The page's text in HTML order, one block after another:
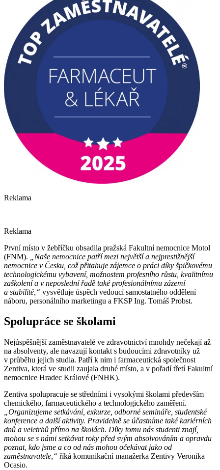
Reklama
Reklama
První místo v žebříčku obsadila pražská Fakultní nemocnice Motol
(FNM).
„Naše nemocnice patří mezi největší a nejprestižnější
nemocnice v Česku, což přitahuje zájemce o práci díky špičkovému
technologickému vybavení, možnostem profesního růstu, kvalitnímu
zaškolení a v neposlední řadě také profesionálnímu zázemí
a stabilitě,“ vysvětluje úspěch vedoucí samostatného oddělení
náboru, personálního marketingu a FKSP Ing. Tomáš Probst.
Spolupráce se školami
Nejúspěšnější zaměstnavatelé ve zdravotnictví mnohdy nečekají až
na absolventy, ale navazují kontakt s budoucími zdravotníky už
v průběhu jejich studia. Patří k nim i farmaceutická společnost
Zentiva, která ve studii zaujala druhé místo, a v pořadí třetí Fakultní
nemocnice Hradec Králové (FNHK).
Zentiva spolupracuje se středními i vysokými školami především
chemického, farmaceutického a technologického zaměření.
„Organizujeme setkávání, exkurze, odborné semináře, studentské
konference a další aktivity. Pravidelně se účastníme také kariérních
dnů a veletrhů přímo na školách. Díky tomu nás studenti znají,
mohou se s námi setkávat roky před svým absolvováním a opravdu
poznat, kdo jsme a co od nás mohou očekávat jako od
zaměstnavatele,“ říká komunikační manažerka Zentivy Veronika
Ocasio.